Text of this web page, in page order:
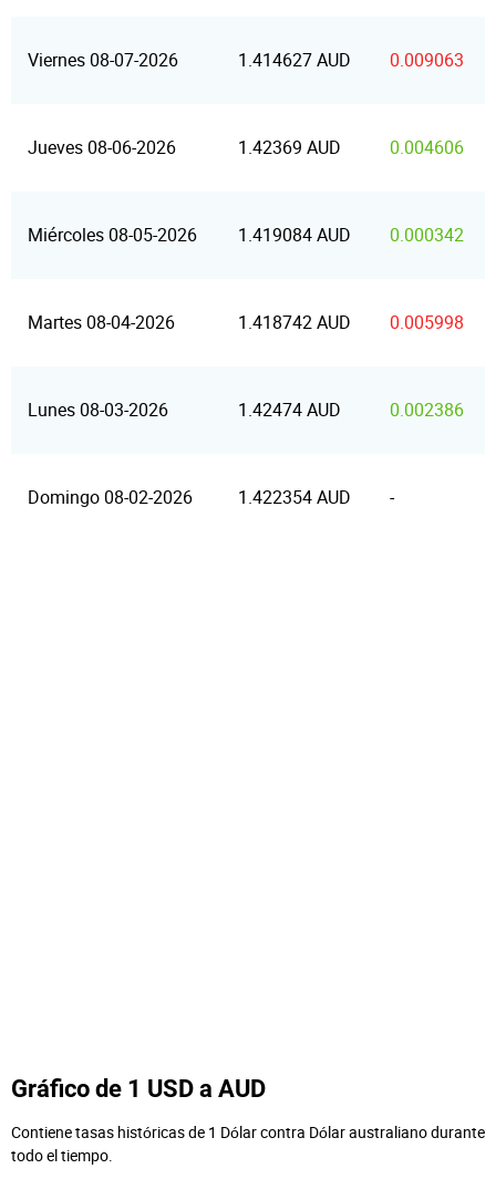
Viernes 08-07-2026 1.414627 AUD 0.009063
Jueves 08-06-2026 1.42369 AUD 0.004606
Miércoles 08-05-2026 1.419084 AUD 0.000342
Martes 08-04-2026 1.418742 AUD 0.005998
Lunes 08-03-2026 1.42474 AUD 0.002386
Domingo 08-02-2026 1.422354 AUD -
Gráfico de 1 USD a AUD
Contiene tasas históricas de 1 Dólar contra Dólar australiano durante
todo el tiempo.